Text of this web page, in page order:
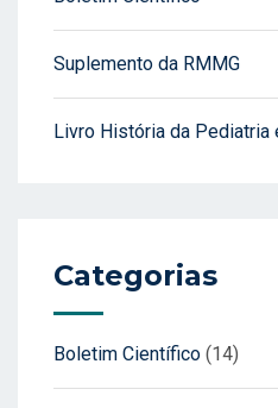
Suplemento da RMMG
Livro História da Pediatria
Categorias
Boletim Científico (14)